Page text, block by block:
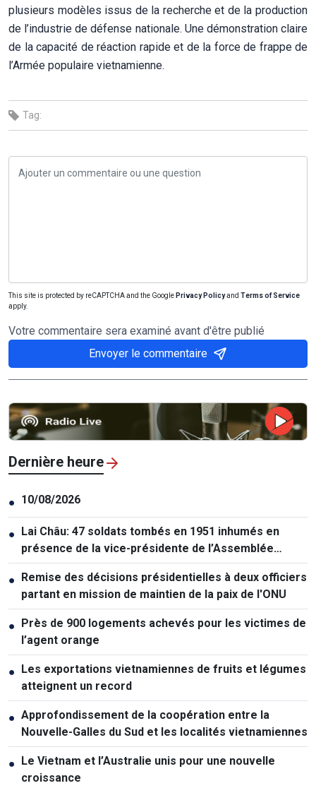
plusieurs modèles issus de la recherche et de la production
de l’industrie de défense nationale. Une démonstration claire
de la capacité de réaction rapide et de la force de frappe de
l’Armée populaire vietnamienne.
Tag:
This site is protected by reCAPTCHA and the Google Privacy Policyand Terms of Service
apply.
Votre commentaire sera examiné avant d'être publié
Envoyer le commentaire
Dernière heure
● 10/08/2026
● Lai Châu: 47 soldats tombés en 1951 inhumés en
présence de la vice-présidente de l’Assemblée
nationale
● Remise des décisions présidentielles à deux officiers
partant en mission de maintien de la paix de l'ONU
● Près de 900 logements achevés pour les victimes de
l’agent orange
● Les exportations vietnamiennes de fruits et légumes
atteignent un record
● Approfondissement de la coopération entre la
Nouvelle-Galles du Sud et les localités vietnamiennes
● Le Vietnam et l’Australie unis pour une nouvelle
croissance